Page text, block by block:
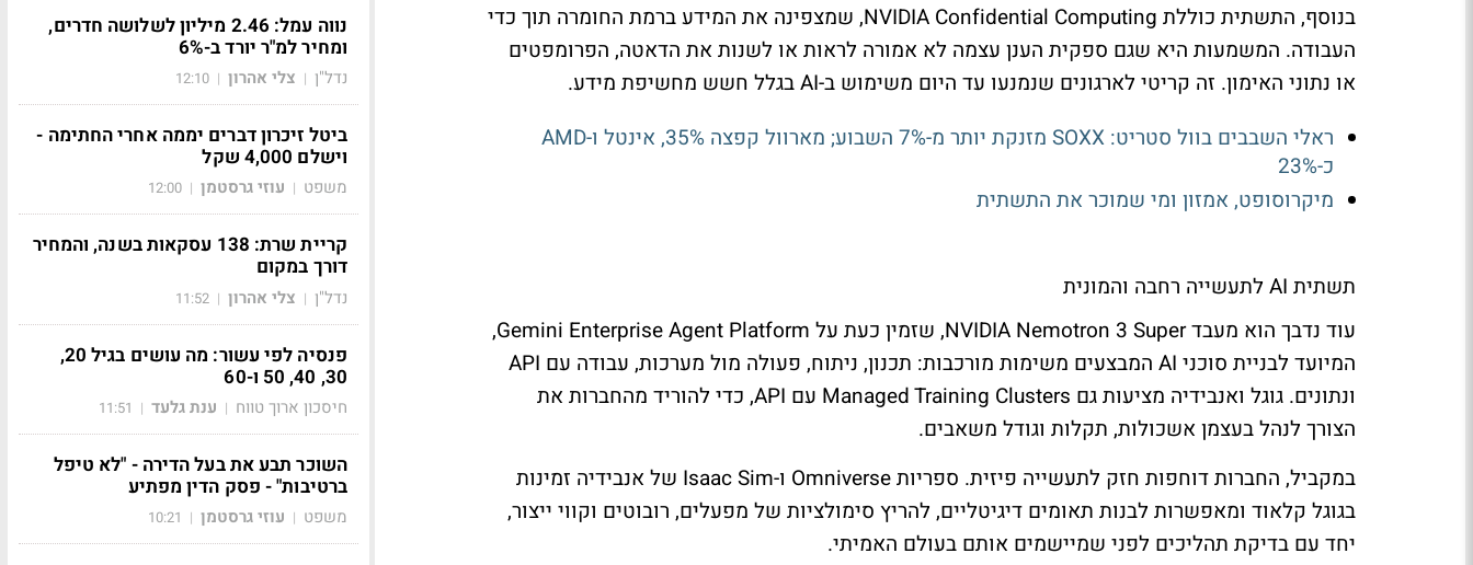
בנוסף, התשתית כוללת NVIDIA Confidential Computing, שמצפינה את המידע ברמת החומרה תוך כדי
העבודה. המשמעות היא שגם ספקית הענן עצמה לא אמורה לראות או לשנות את הדאטה, הפרומפטים
או נתוני האימון. זה קריטי לארגונים שנמנעו עד היום משימוש ב-AIבגלל חשש מחשיפת מידע.
ראלי השבבים בוול סטריט: SOXX מזנקת יותר מ-7% השבוע; מארוול קפצה 35%, אינטל ו-AMD
כ-23%
מיקרוסופט, אמזון ומי שמוכר את התשתית
תשתית AI לתעשייה רחבה והמונית
עוד נדבך הוא מעבדNVIDIA Nemotron 3 Super, שזמין כעת על Gemini Enterprise Agent Platform
,
המיועד לבניית סוכני AI המבצעים משימות מורכבות: תכנון, ניתוח, פעולה מול מערכות, עבודה עם API
ונתונים. גוגל ואנבידיה מציעות גם Managed Training Clusters עם API, כדי להוריד מהחברות את
הצורך לנהל בעצמן אשכולות, תקלות וגודל משאבים.
במקביל, החברות דוחפות חזק לתעשייה פיזית. ספריותOmniverse ו-Isaac Sim של אנבידיה זמינות
בגוגל קלאוד ומאפשרות לבנות תאומים דיגיטליים, להריץ סימולציות של מפעלים, רובוטים וקווי ייצור,
יחד עם בדיקת תהליכים לפני שמיישמים אותם בעולם האמיתי.
נווה עמל: 2.46 מיליון לשלושה חדרים,
ומחיר למ"ר יורד ב-6%
נדל"ן | צלי אהרון |
12:10
ביטל זיכרון דברים יממה אחרי החתימה -
וישלם 4,000 שקל
משפט | עוזי גרסטמן |
12:00
קריית שרת: 138 עסקאות בשנה, והמחיר
דורך במקום
נדל"ן | צלי אהרון |
11:52
פנסיה לפי עשור: מה עושים בגיל 20,
30, 40, 50 ו-60
חיסכון ארוך טווח | ענת גלעד |
11:51
השוכר תבע את בעל הדירה - "לא טיפל
ברטיבות" - פסק הדין מפתיע
משפט | עוזי גרסטמן |
10:21